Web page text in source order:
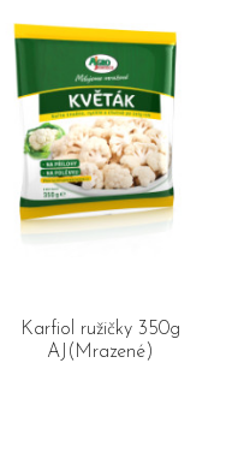
Karfiol ružičky 350g
AJ(Mrazené)